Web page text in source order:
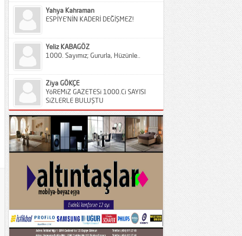
Yahya Kahraman
ESPİYE’NİN KADERİ DEĞİŞMEZ!
Yeliz KABAGÖZ
1000. Sayımız; Gururla, Hüzünle..
Ziya GÖKÇE
YöREMiZ GAZETESi 1000.Ci SAYISI
SiZLERLE BULUŞTU